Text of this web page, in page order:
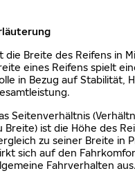
die Breite des Reifens in
eines Reifens spielt
in Bezug auf Stabilität,
Seitenverhältnis
Breite) ist die Höhe des
zu seiner Breite in
sich auf den
Fahrverhalten aus.